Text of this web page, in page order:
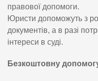
правової допомоги.
Юристи допоможуть з
документів, а в разі
інтереси в суді.
Безкоштовну